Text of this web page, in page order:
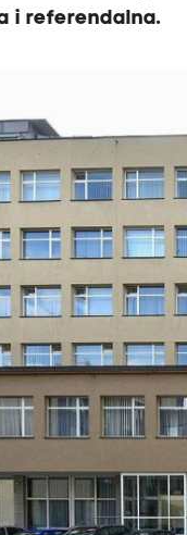
i referendalna.